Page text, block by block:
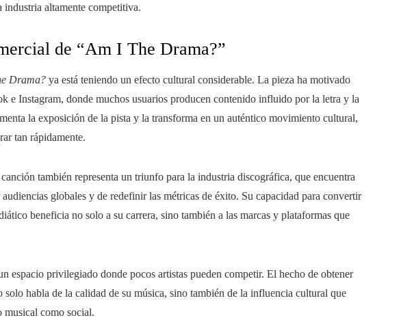
industria altamente competitiva.
de “Am I The Drama?”
Drama? ya está teniendo un efecto cultural considerable. La pieza ha motivado
e Instagram, donde muchos usuarios producen contenido influido por la letra y la
la exposición de la pista y la transforma en un auténtico movimiento cultural,
tan rápidamente.
también representa un triunfo para la industria discográfica, que encuentra
globales y de redefinir las métricas de éxito. Su capacidad para convertir
beneficia no solo a su carrera, sino también a las marcas y plataformas que
espacio privilegiado donde pocos artistas pueden competir. El hecho de obtener
habla de la calidad de su música, sino también de la influencia cultural que
musical como social.